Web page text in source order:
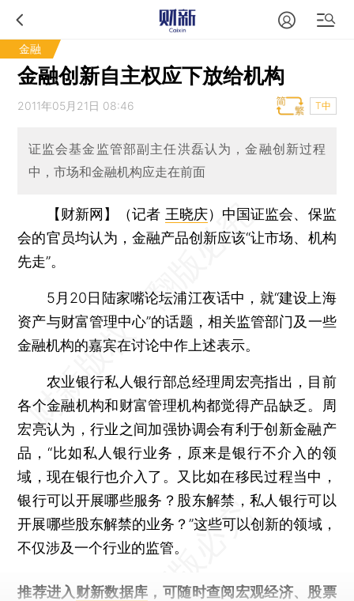
金融
金融创新自主权应下放给机构
2011年05月21日 08:46 T中
证监会基金监管部副主任洪磊认为，金融创新过程
中，市场和金融机构应走在前面
【财新网】（记者 王晓庆） 中国证监会、保监
会的官员均认为，金融产品创新应该“让市场、机构
先走”。
5月20日陆家嘴论坛浦江夜话中，就“建设上海
资产与财富管理中心”的话题，相关监管部门及一些
金融机构的嘉宾在讨论中作上述表示。
农业银行私人银行部总经理周宏亮指出，目前
各个金融机构和财富管理机构都觉得产品缺乏。周
宏亮认为，行业之间加强协调会有利于创新金融产
品，“比如私人银行业务，原来是银行不介入的领
域，现在银行也介入了。又比如在移民过程当中，
银行可以开展哪些服务？股东解禁，私人银行可以
开展哪些股东解禁的业务？”这些可以创新的领域，
不仅涉及一个行业的监管。
推荐进入 财新数据库 ，可随时查阅宏观经济、股票